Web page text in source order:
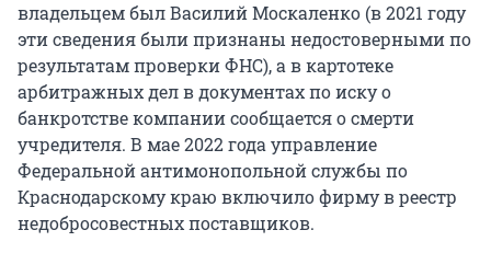
владельцем был Василий Москаленко (в 2021 году
эти сведения были признаны недостоверными по
результатам проверки ФНС), а в картотеке
арбитражных дел в документах по иску о
банкротстве компании сообщается о смерти
учредителя. В мае 2022 года управление
Федеральной антимонопольной службы по
Краснодарскому краю включило фирму в реестр
недобросовестных поставщиков.